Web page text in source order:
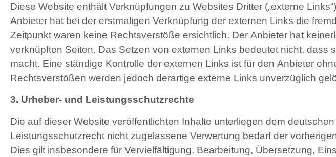
Diese Website enthält Verknüpfungen zu Websites Dritter („externe
Anbieter hat bei der erstmaligen Verknüpfung der externen Links die
Zeitpunkt waren keine Rechtsverstöße ersichtlich. Der Anbieter hat
verknüpften Seiten. Das Setzen von externen Links bedeutet nicht,
macht. Eine ständige Kontrolle der externen Links ist für den Anbieter
Rechtsverstößen werden jedoch derartige externe Links unverzüglich
3. Urheber- und Leistungsschutzrechte
Die auf dieser Website veröffentlichten Inhalte unterliegen dem
Leistungsschutzrecht nicht zugelassene Verwertung bedarf der
Dies gilt insbesondere für Vervielfältigung, Bearbeitung, Übersetzung,